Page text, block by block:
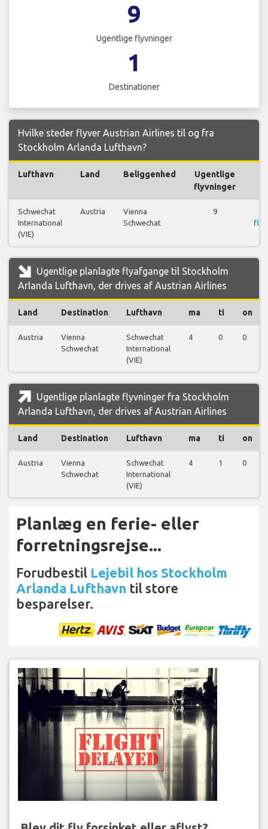
9
Ugentlige flyvninger
1
Destinationer
Hvilke steder flyver Austrian Airlines til og fra
Stockholm Arlanda Lufthavn?
Lufthavn Land Beliggenhed
Ugentlige
flyvninger
Schwechat
International
(VIE)
Austria
Vienna
Schwechat
9
Ugentlige planlagte flyafgange til Stockholm
Arlanda Lufthavn, der drives af Austrian Airlines
Land Destination Lufthavn ma ti on
Austria
Vienna
Schwechat
Schwechat
International
(VIE)
4 0 0
Ugentlige planlagte flyvninger fra Stockholm
Arlanda Lufthavn, der drives af Austrian Airlines
Land Destination Lufthavn ma ti on
Austria
Vienna
Schwechat
Schwechat
International
(VIE)
4 1 0
Planlæg en ferie- eller
forretningsrejse...
Forudbestil Lejebil hos Stockholm
Arlanda Lufthavn til store
besparelser.